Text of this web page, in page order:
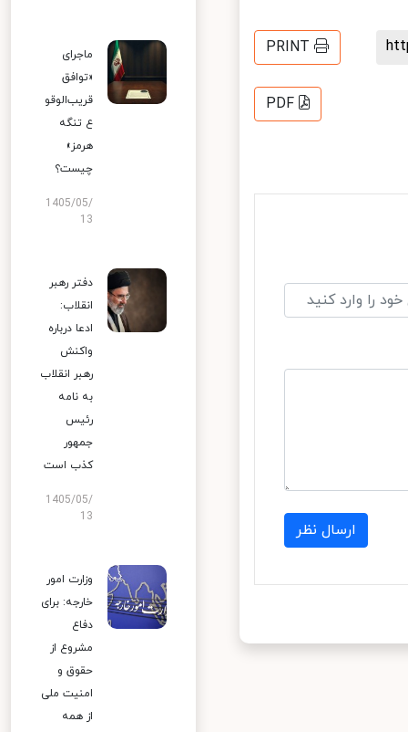
PRINT
PDF
ارسال نظر
ماجرای
«توافق
قریب‌الوقو
ع تنگه
هرمز»
چیست؟
1405/05/
13
دفتر رهبر
انقلاب:
ادعا درباره
واکنش
رهبر انقلاب
به نامه
رئیس
جمهور
کذب است
1405/05/
13
وزارت امور
خارجه: برای
دفاع
مشروع از
حقوق و
امنیت ملی
از همه